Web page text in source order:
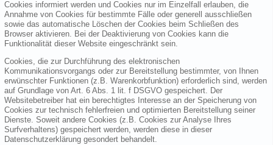
Cookies informiert werden und Cookies nur im Einzelfall erlauben, die
Annahme von Cookies für bestimmte Fälle oder generell ausschließen
sowie das automatische Löschen der Cookies beim Schließen des
Browser aktivieren. Bei der Deaktivierung von Cookies kann die
Funktionalität dieser Website eingeschränkt sein.
Cookies, die zur Durchführung des elektronischen
Kommunikationsvorgangs oder zur Bereitstellung bestimmter, von Ihnen
erwünschter Funktionen (z.B. Warenkorbfunktion) erforderlich sind, werden
auf Grundlage von Art. 6 Abs. 1 lit. f DSGVO gespeichert. Der
Websitebetreiber hat ein berechtigtes Interesse an der Speicherung von
Cookies zur technisch fehlerfreien und optimierten Bereitstellung seiner
Dienste. Soweit andere Cookies (z.B. Cookies zur Analyse Ihres
Surfverhaltens) gespeichert werden, werden diese in dieser
Datenschutzerklärung gesondert behandelt.